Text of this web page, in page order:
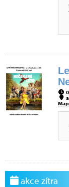
akce zítra